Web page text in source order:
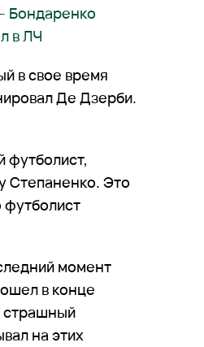
Бондаренко
в ЛЧ
в свое время
Де Дзерби.
футболист,
Степаненко. Это
футболист
момент
в конце
страшный
на этих